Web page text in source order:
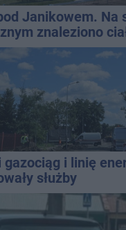
Janikowem. Na
znaleziono
gazociąg i linię
służby